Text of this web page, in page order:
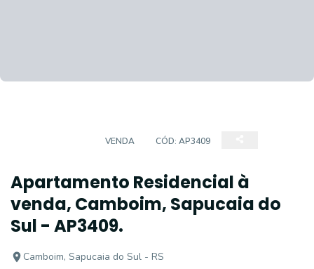
VENDA CÓD: AP3409
Apartamento Residencial à
venda, Camboim, Sapucaia do
Sul - AP3409.
Camboim, Sapucaia do Sul - RS